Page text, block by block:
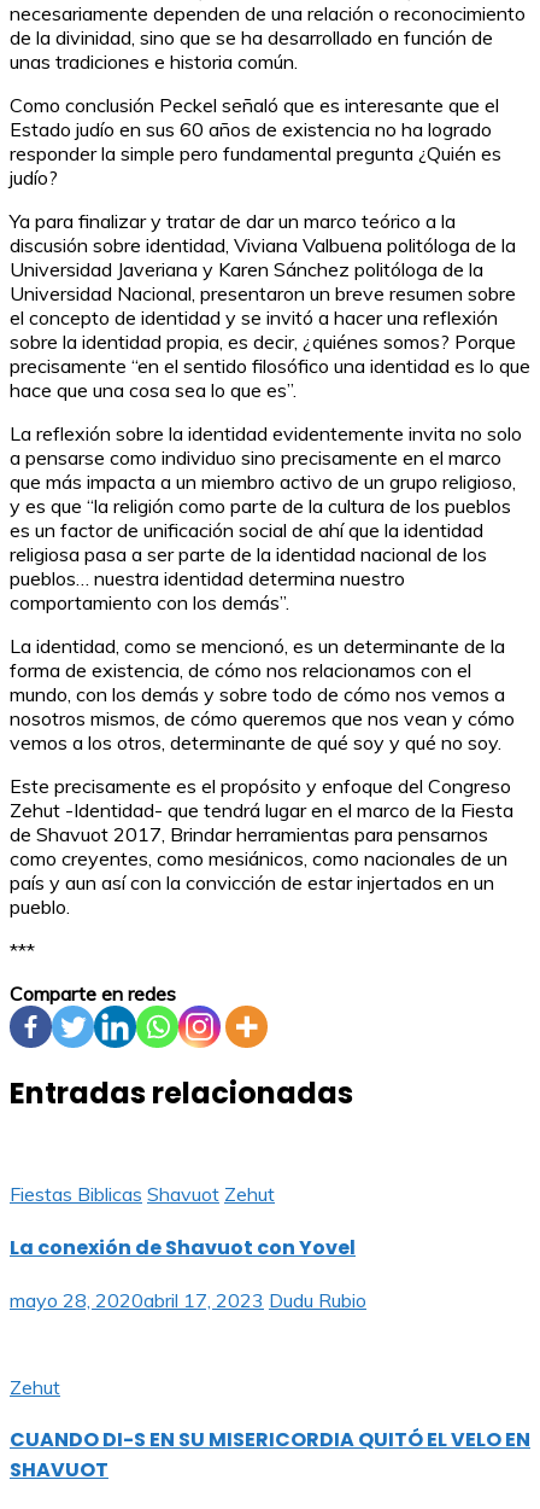
necesariamente dependen de una relación o reconocimiento
de la divinidad, sino que se ha desarrollado en función de
unas tradiciones e historia común.
Como conclusión Peckel señaló que es interesante que el
Estado judío en sus 60 años de existencia no ha logrado
responder la simple pero fundamental pregunta ¿Quién es
judío?
Ya para finalizar y tratar de dar un marco teórico a la
discusión sobre identidad, Viviana Valbuena politóloga de la
Universidad Javeriana y Karen Sánchez politóloga de la
Universidad Nacional, presentaron un breve resumen sobre
el concepto de identidad y se invitó a hacer una reflexión
sobre la identidad propia, es decir, ¿quiénes somos? Porque
precisamente “en el sentido filosófico una identidad es lo que
hace que una cosa sea lo que es”.
La reflexión sobre la identidad evidentemente invita no solo
a pensarse como individuo sino precisamente en el marco
que más impacta a un miembro activo de un grupo religioso,
y es que “la religión como parte de la cultura de los pueblos
es un factor de unificación social de ahí que la identidad
religiosa pasa a ser parte de la identidad nacional de los
pueblos… nuestra identidad determina nuestro
comportamiento con los demás”.
La identidad, como se mencionó, es un determinante de la
forma de existencia, de cómo nos relacionamos con el
mundo, con los demás y sobre todo de cómo nos vemos a
nosotros mismos, de cómo queremos que nos vean y cómo
vemos a los otros, determinante de qué soy y qué no soy.
Este precisamente es el propósito y enfoque del Congreso
Zehut -Identidad- que tendrá lugar en el marco de la Fiesta
de Shavuot 2017, Brindar herramientas para pensarnos
como creyentes, como mesiánicos, como nacionales de un
país y aun así con la convicción de estar injertados en un
pueblo.
***
Comparte en redes
Entradas relacionadas
Fiestas Biblicas Shavuot Zehut
La conexión de Shavuot con Yovel
mayo 28, 2020abril 17, 2023 Dudu Rubio
Zehut
CUANDO DI-S EN SU MISERICORDIA QUITÓ EL VELO EN
SHAVUOT